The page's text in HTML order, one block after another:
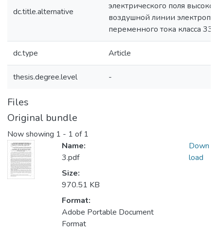
dc.title.alternative
электрического поля
воздушной линии
переменного тока класса
dc.type Article
thesis.degree.level -
Files
Original bundle
Now showing 1 - 1 of 1
Name:
3.pdf
Size:
970.51 KB
Format:
Adobe Portable Document
Format
Down
load